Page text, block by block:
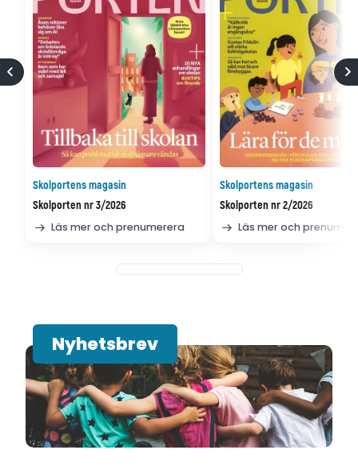
Skolportens magasin
Skolporten nr 3/2026
Läs mer och prenumerera
Skolportens magasin
Skolporten nr 2/2026
Läs mer och
Nyhetsbrev